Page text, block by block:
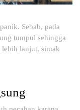
Sebab, pada
tumpul sehingga
lebih lanjut, simak